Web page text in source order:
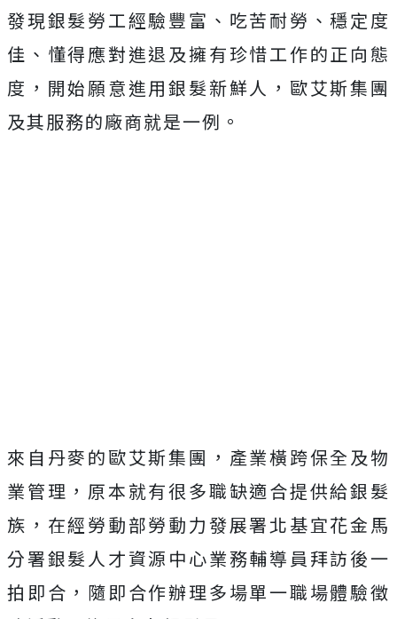
發現銀髮勞工經驗豐富、吃苦耐勞、穩定度
佳、懂得應對進退及擁有珍惜工作的正向態
度，開始願意進用銀髮新鮮人，歐艾斯集團
及其服務的廠商就是一例。
來自丹麥的歐艾斯集團，產業橫跨保全及物
業管理，原本就有很多職缺適合提供給銀髮
族，在經勞動部勞動力發展署北基宜花金馬
分署銀髮人才資源中心業務輔導員拜訪後一
拍即合，隨即合作辦理多場單一職場體驗徵